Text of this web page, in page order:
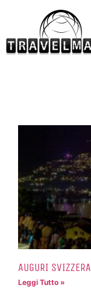
AUGURI SVIZZERA
Leggi Tutto »